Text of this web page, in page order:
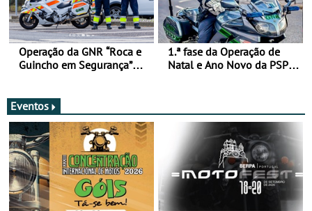
Operação da GNR “Roca e
Guincho em Segurança”
1.ª fase da Operação de
Natal e Ano Novo da PSP e
Eventos